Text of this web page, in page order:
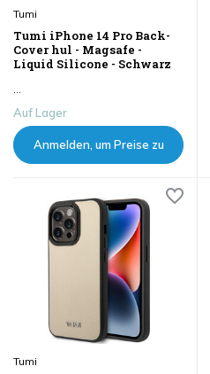
Tumi
Tumi iPhone 14 Pro Back-
Cover hul - Magsafe -
Liquid Silicone - Schwarz
Auf Lager
Anmelden, um Preise zu
Tumi